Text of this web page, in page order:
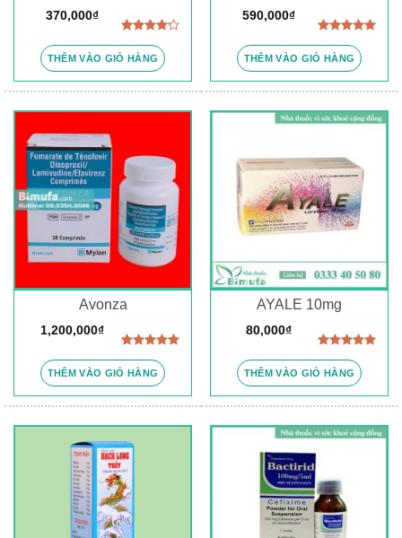
xếp hạng
4.005
370,000₫
THÊM VÀO GIỎ HÀNG
hạng5.00
5 sao
590,000₫
THÊM VÀO GIỎ HÀNG
Avonza
hạng5.00
5 sao
1,200,000₫
THÊM VÀO GIỎ HÀNG
AYALE 10mg
hạng5.00
5 sao
80,000₫
THÊM VÀO GIỎ HÀNG